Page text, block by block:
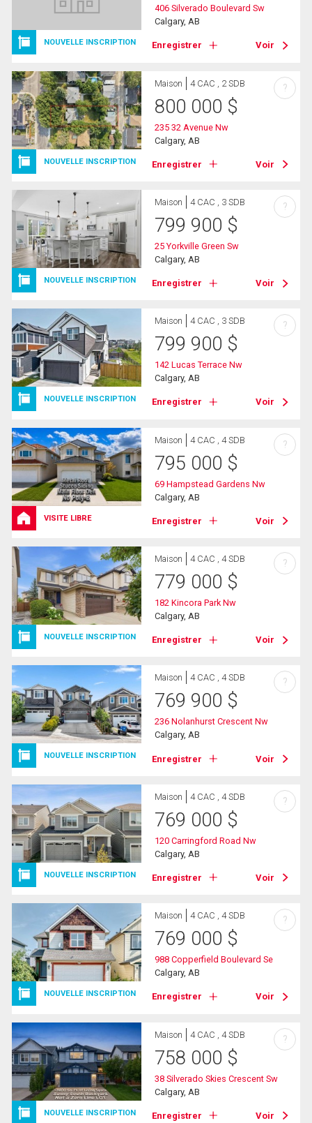
NOUVELLE INSCRIPTION
406 Silverado Boulevard Sw
Calgary, AB
Enregistrer Voir
NOUVELLE INSCRIPTION
Maison 4 CAC , 2 SDB
800 000 $
235 32 Avenue Nw
Calgary, AB
Enregistrer Voir
?
NOUVELLE INSCRIPTION
Maison 4 CAC , 3 SDB
799 900 $
25 Yorkville Green Sw
Calgary, AB
Enregistrer Voir
?
NOUVELLE INSCRIPTION
Maison 4 CAC , 3 SDB
799 900 $
142 Lucas Terrace Nw
Calgary, AB
Enregistrer Voir
?
VISITE LIBRE
Maison 4 CAC , 4 SDB
795 000 $
69 Hampstead Gardens Nw
Calgary, AB
Enregistrer Voir
?
NOUVELLE INSCRIPTION
Maison 4 CAC , 4 SDB
779 000 $
182 Kincora Park Nw
Calgary, AB
Enregistrer Voir
?
NOUVELLE INSCRIPTION
Maison 4 CAC , 4 SDB
769 900 $
236 Nolanhurst Crescent Nw
Calgary, AB
Enregistrer Voir
?
NOUVELLE INSCRIPTION
Maison 4 CAC , 4 SDB
769 000 $
120 Carringford Road Nw
Calgary, AB
Enregistrer Voir
?
NOUVELLE INSCRIPTION
Maison 4 CAC , 4 SDB
769 000 $
988 Copperfield Boulevard Se
Calgary, AB
Enregistrer Voir
?
NOUVELLE INSCRIPTION
Maison 4 CAC , 4 SDB
758 000 $
38 Silverado Skies Crescent Sw
Calgary, AB
Enregistrer Voir
?